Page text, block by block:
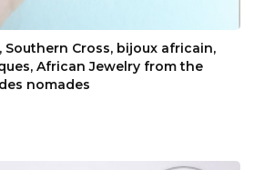
Southern Cross, bijoux africain,
African Jewelry from the
nomades